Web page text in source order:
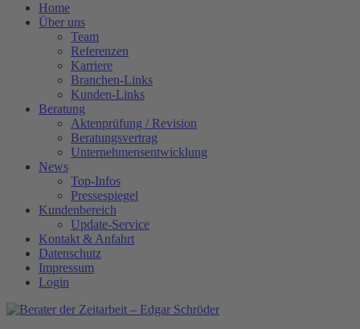
Home
Über uns
Team
Referenzen
Karriere
Branchen-Links
Kunden-Links
Beratung
Aktenprüfung / Revision
Beratungsvertrag
Unternehmensentwicklung
News
Top-Infos
Pressespiegel
Kundenbereich
Update-Service
Kontakt & Anfahrt
Datenschutz
Impressum
Login